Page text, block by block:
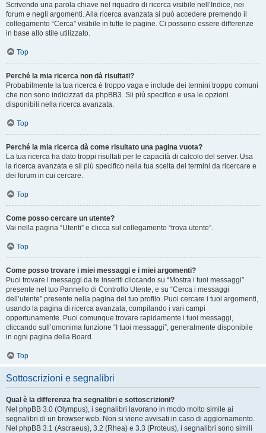
Scrivendo una parola chiave nel riquadro di ricerca visibile nell’Indice, nei
forum e negli argomenti. Alla ricerca avanzata si può accedere premendo il
collegamento “Cerca” visibile in tutte le pagine. Ci possono essere differenze
in base allo stile utilizzato.
Top
Perché la mia ricerca non dà risultati?
Probabilmente la tua ricerca è troppo vaga e include dei termini troppo comuni
che non sono indicizzati da phpBB3. Sii più specifico e usa le opzioni
disponibili nella ricerca avanzata.
Top
Perché la mia ricerca dà come risultato una pagina vuota?
La tua ricerca ha dato troppi risultati per le capacità di calcolo del server. Usa
la ricerca avanzata e sii più specifico nella tua scelta dei termini da ricercare e
dei forum in cui cercare.
Top
Come posso cercare un utente?
Vai nella pagina “Utenti” e clicca sul collegamento “trova utente”.
Top
Come posso trovare i miei messaggi e i miei argomenti?
Puoi trovare i messaggi da te inseriti cliccando su “Mostra i tuoi messaggi”
presente nel tuo Pannello di Controllo Utente, e su “Cerca i messaggi
dell’utente” presente nella pagina del tuo profilo. Puoi cercare i tuoi argomenti,
usando la pagina di ricerca avanzata, compilando i vari campi
opportunamente. Puoi comunque trovare rapidamente i tuoi messaggi,
cliccando sull’omonima funzione “I tuoi messaggi”, generalmente disponibile
in ogni pagina della Board.
Top
Sottoscrizioni e segnalibri
Qual è la differenza fra segnalibri e sottoscrizioni?
Nel phpBB 3.0 (Olympus), i segnalibri lavorano in modo molto simile ai
segnalibri di un browser web. Non si viene avvisati in caso di aggiornamento.
Nel phpBB 3.1 (Ascraeus), 3.2 (Rhea) e 3.3 (Proteus), i segnalibri sono simili